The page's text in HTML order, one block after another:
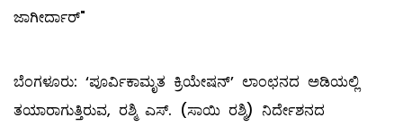
ಜಾಗೀರ್ದಾರ್"
ಬೆಂಗಳೂರು: ‘ಪೂರ್ವಿಕಾಮೃತ ಕ್ರಿಯೇಷನ್’ ಲಾಂಛನದ ಅಡಿಯಲ್ಲಿ
ತಯಾರಾಗುತ್ತಿರುವ, ರಶ್ಮಿ ಎಸ್. (ಸಾಯಿ ರಶ್ಮಿ) ನಿರ್ದೇಶನದ